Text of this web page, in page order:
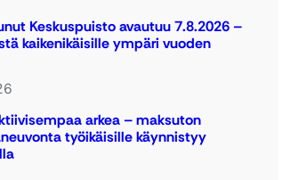
Keskuspuisto avautuu 7.8.2026 –
kaikenikäisille ympäri vuoden
arkea – maksuton
työikäisille käynnistyy